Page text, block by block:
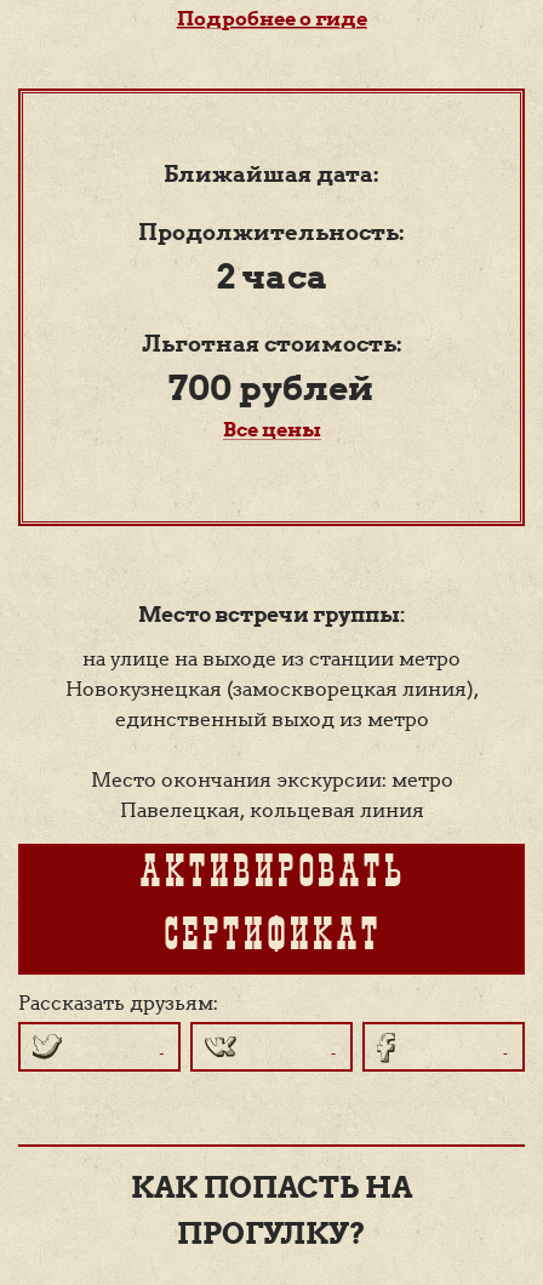
Подробнее о гиде
Ближайшая дата:
Продолжительность:
2 часа
Льготная стоимость:
700 рублей
Все цены
Место встречи группы:
на улице на выходе из станции метро
Новокузнецкая (замоскворецкая линия),
единственный выход из метро
Место окончания экскурсии: метро
Павелецкая, кольцевая линия
АКТИВИРОВАТЬ
СЕРТИФИКАТ
Рассказать друзьям:
КАК ПОПАСТЬ НА
ПРОГУЛКУ?